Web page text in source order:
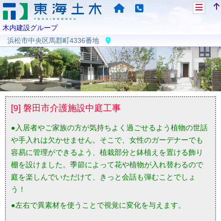
木内建設グループ
浜松市中央区馬郡町4336番地
[9] 磐田市介護施設中庭工事
●入居者やご家族の方が気持ちよく過ごせるよう植物の世話
や手入れは欠かせません。そこで、女性のガーデナーでも
容易に管理ができるよう、植栽部分と鉢植えを置ける飾り
棚を設けました。季節によって花や植物が入れ替わるので
庭を楽しんでいただけて、きっと会話も弾むことでしょ
う！
●左右で異素材を使うことで視覚に変化を与えます。